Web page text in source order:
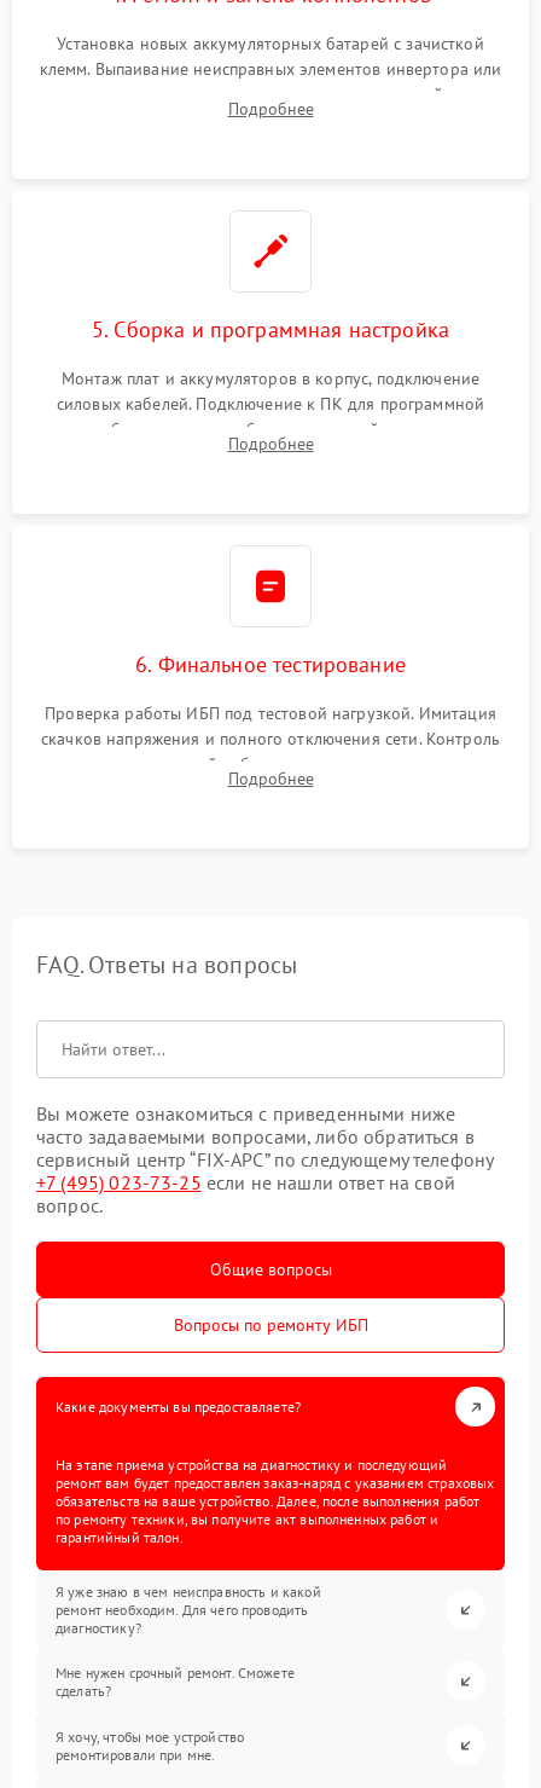
Установка новых аккумуляторных батарей с зачисткой
клемм. Выпаивание неисправных элементов инвертора или
цепи зарядки и монтаж новых радиодеталей.
Восстановление поврежденных токоведущих дорожек и
Подробнее
5. Сборка и программная настройка
Монтаж плат и аккумуляторов в корпус, подключение
силовых кабелей. Подключение к ПК для программной
калибровки констант батареи, настройки порогов
срабатывания AVR и сброса счетчиков старения АКБ.
Подробнее
6. Финальное тестирование
Проверка работы ИБП под тестовой нагрузкой. Имитация
скачков напряжения и полного отключения сети. Контроль
времени автономной работы, температурного режима и
корректности формы выходного сигнала.
Подробнее
FAQ. Ответы на вопросы
Вы можете ознакомиться с приведенными ниже
часто задаваемыми вопросами, либо обратиться в
сервисный центр “FIX-APC” по следующему телефону
+7 (495) 023-73-25 если не нашли ответ на свой
вопрос.
Общие вопросы
Вопросы по ремонту ИБП
Какие документы вы предоставляете?
На этапе приема устройства на диагностику и последующий
ремонт вам будет предоставлен заказ-наряд с указанием страховых
обязательств на ваше устройство. Далее, после выполнения работ
по ремонту техники, вы получите акт выполненных работ и
гарантийный талон.
Я уже знаю в чем неисправность и какой
ремонт необходим. Для чего проводить
диагностику?
Мне нужен срочный ремонт. Сможете
сделать?
Я хочу, чтобы мое устройство
ремонтировали при мне.